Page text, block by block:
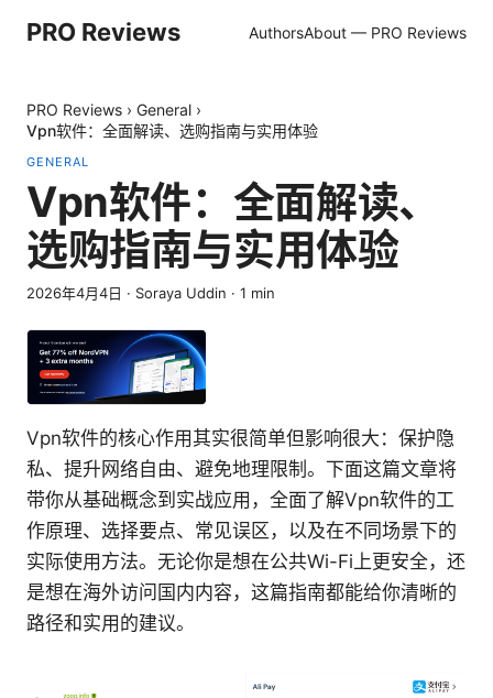
PRO Reviews AuthorsAbout — PRO Reviews
PRO Reviews › General ›
Vpn软件：全面解读、选购指南与实用体验
GENERAL
Vpn软件：全面解读、
选购指南与实用体验
2026年4月4日 · Soraya Uddin · 1 min
Vpn软件的核心作用其实很简单但影响很大：保护隐
私、提升网络自由、避免地理限制。下面这篇文章将
带你从基础概念到实战应用，全面了解Vpn软件的工
作原理、选择要点、常见误区，以及在不同场景下的
实际使用方法。无论你是想在公共Wi-Fi上更安全，还
是想在海外访问国内内容，这篇指南都能给你清晰的
路径和实用的建议。